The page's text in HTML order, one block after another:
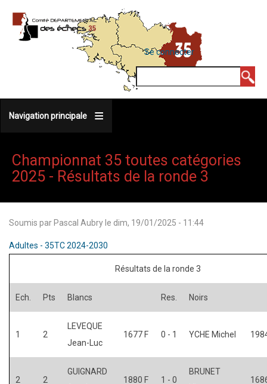
contenu
MENU
DU
COMPTE
DE
Se connecter
Navigation principale
Championnat 35 toutes catégories
2025 - Résultats de la ronde 3
Soumis par Pascal Aubry le dim, 19/01/2025 - 11:44
Adultes - 35TC 2024-2030
Résultats de la ronde 3
Ech. Pts Blancs Res. Noirs
1 2
LEVEQUE
Jean-Luc
1677 F 0 - 1 YCHE Michel
2 2
GUIGNARD
1880 F 1 - 0
BRUNET